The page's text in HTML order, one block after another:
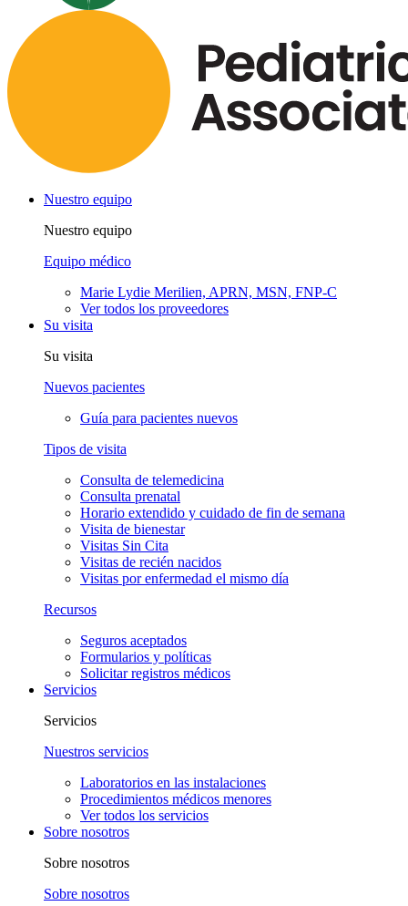
Nuestro equipo
Nuestro equipo
Equipo médico
Marie Lydie Merilien, APRN, MSN, FNP-C
Ver todos los proveedores
Su visita
Su visita
Nuevos pacientes
Guía para pacientes nuevos
Tipos de visita
Consulta de telemedicina
Consulta prenatal
Horario extendido y cuidado de fin de semana
Visita de bienestar
Visitas Sin Cita
Visitas de recién nacidos
Visitas por enfermedad el mismo día
Recursos
Seguros aceptados
Formularios y políticas
Solicitar registros médicos
Servicios
Servicios
Nuestros servicios
Laboratorios en las instalaciones
Procedimientos médicos menores
Ver todos los servicios
Sobre nosotros
Sobre nosotros
Sobre nosotros